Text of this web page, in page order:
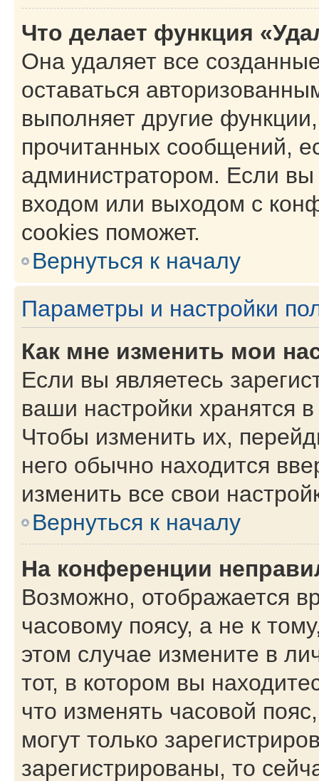
Что делает функция
Она удаляет все
оставаться
выполняет другие
прочитанных сообщений,
администратором. Если
входом или выходом с
cookies поможет.
Вернуться к началу
Параметры и настройки
Как мне изменить мои
Если вы являетесь
ваши настройки хранятся
Чтобы изменить их,
него обычно находится
изменить все свои
Вернуться к началу
На конференции
Возможно, отображается
часовому поясу, а не к
этом случае измените в
тот, в котором вы
что изменять часовой
могут только
зарегистрированы, то